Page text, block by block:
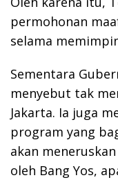
permohonan
selama
Sementara
menyebut tak
Jakarta. Ia juga
program yang
akan
oleh Bang Yos,